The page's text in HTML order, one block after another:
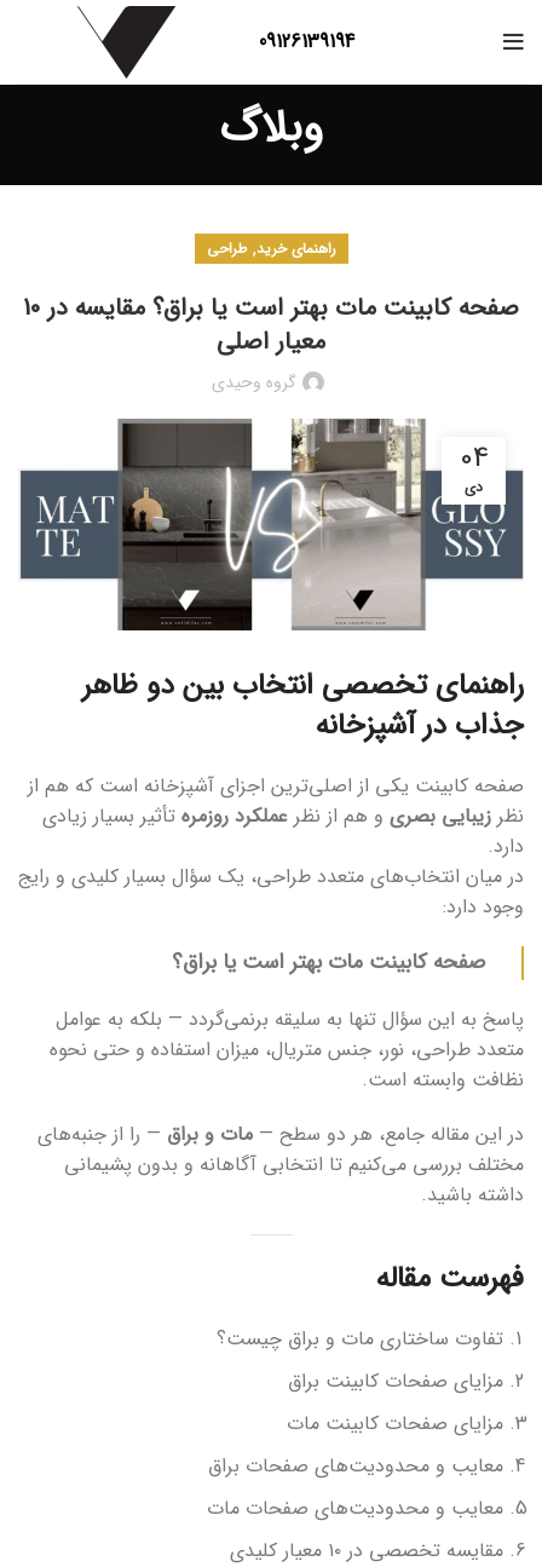
09126139194
وبلاگ
راهنمای خرید,طراحی
صفحه کابینت مات بهتر است یا براق؟ مقایسه در 10
معیار اصلی
گروه وحیدی
04
دی
راهنمای تخصصی انتخاب بین دو ظاهر
جذاب در آشپزخانه
صفحه کابینت یکی از اصلی‌ترین اجزای آشپزخانه است که هم از
نظر زیبایی بصری و هم از نظر عملکرد روزمره تأثیر بسیار زیادی
دارد.
در میان انتخاب‌های متعدد طراحی، یک سؤال بسیار کلیدی و رایج
وجود دارد:
صفحه کابینت مات بهتر است یا براق؟
پاسخ به این سؤال تنها به سلیقه برنمی‌گردد — بلکه به عوامل
متعدد طراحی، نور، جنس متریال، میزان استفاده و حتی نحوه
نظافت وابسته است.
در این مقاله جامع، هر دو سطح — مات و براق — را از جنبه‌های
مختلف بررسی می‌کنیم تا انتخابی آگاهانه و بدون پشیمانی
داشته باشید.
فهرست مقاله
تفاوت ساختاری مات و براق چیست؟
مزایای صفحات کابینت براق
مزایای صفحات کابینت مات
معایب و محدودیت‌های صفحات براق
معایب و محدودیت‌های صفحات مات
مقایسه تخصصی در ۱۰ معیار کلیدی